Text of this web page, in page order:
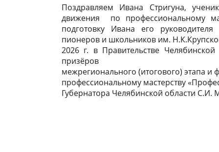
и оснащенность образовательного
процесса. Доступная среда
Поздравляем Ивана Стригуна,
движения по профессиональному
подготовку Ивана его
пионеров и школьников им.
2026 г. в Правительстве
призёров
межрегионального (итогового) этапа
профессиональному мастерству
Губернатора Челябинской области